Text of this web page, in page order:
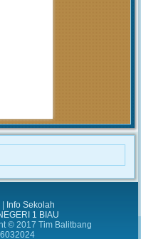
Info Sekolah
1 BIAU
© 2017 Tim Balitbang